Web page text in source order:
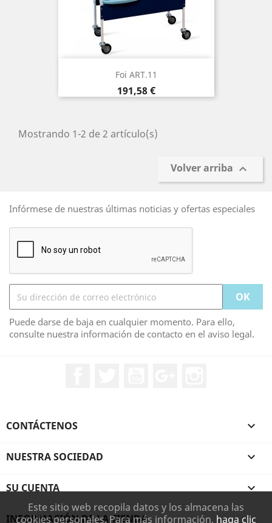
Foi ART.11
Precio
191,58 €
Mostrando 1-2 de 2 artículo(s)
Volver arriba 
Infórmese de nuestras últimas noticias y ofertas especiales
Puede darse de baja en cualquier momento. Para ello,
consulte nuestra información de contacto en el aviso legal.
CONTÁCTENOS 
NUESTRA SOCIEDAD 
SU CUENTA 
INFORMACIÓN DE LA TIENDA
Este sitio web recopila datos y los almacena las
cookies personales. Para más información, haga clic